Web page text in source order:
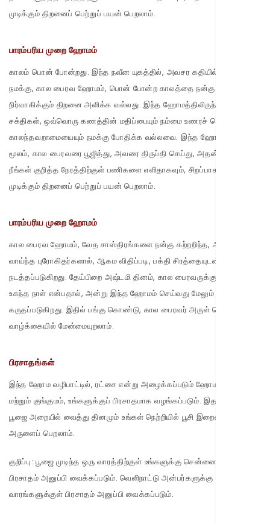
முடிக்கும் திறனைப் பெற்றுப் பயன் பெறலாம்.
பாரம்பரிய முறை ஹோமம்
காலம் பொன் போன்றது. இந்த நவீன யுகத்தில், அவசர கதியில் இயங்கும்
நமக்கு, கால பைரவ ஹோமம், பொன் போன்ற காலத்தை நன்கு
நிர்வாகிக்கும் திறனை அளிக்க வல்லது. இந்த ஹோமத்திலிருந்து எழும்
சக்திகள், ஒவ்வொரு கணத்தின் மதிப்பையும் நம்மை உணரச் செய்து,
காலந்தவறாமையையும் நமக்கு போதிக்க வல்லவை. இந்த ஹோமத்தின்
மூலம், கால பைரவரை பூஜித்து, அவரை திருப்தி செய்து, அதன் மூலம்,
நீங்கள் குறித்த நேரத்திற்குள் பணிகளை எளிதாகவும், சிறப்பாகவும்
முடிக்கும் திறனைப் பெற்றுப் பயன் பெறலாம்.
பாரம்பரிய முறை ஹோமம்
கால பைரவ ஹோமம், வேத சாஸ்திரங்களை நன்கு கற்றறிந்த, அனுபவம்
வாய்ந்த புரோகிதர்களால், ஆகம விதிப்படி, பக்தி சிரத்தையுடன் முறையாக
நடத்தப்படுகிறது. தேய்பிறை அஷ்டமி தினம், கால பைரவருக்கு மிகவும்
உகந்த நாள் என்பதால், அன்று இந்த ஹோமம் செய்வது மேலும் சிறந்ததாகக்
கருதப்படுகிறது. இதில் பங்கு கொண்டு, கால பைரவர் அருள் பெற்று,
வாழ்க்கையில் மேன்மையுறலாம்.
பிரசாதங்கள்
இந்த ஹோம வழிபாட்டில், ரட்சை என்று அழைக்கப்படும் ஹோம பஸ்மம்
மற்றும் குங்குமம், உங்களுக்குப் பிரசாதமாக வழங்கப்படும். இதனை உங்கள்
பூஜை அறையில் வைத்து தினமும் உங்கள் நெற்றியில் பூசி இறைவனின்
அருளைப் பெறலாம்.
குறிப்பு: பூஜை முடிந்த ஒரு வாரத்திற்குள் உங்களுக்கு சென்னையிலிருந்து
பிரசாதம் அனுப்பி வைக்கப்படும். வெளிநாட்டு அன்பர்களுக்கு 2 முதல் 4
வாரங்களுக்குள் பிரசாதம் அனுப்பி வைக்கப்படும்.